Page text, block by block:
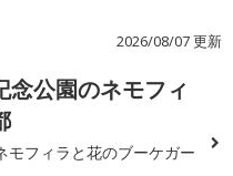
2026/08/07 更新
念公園のネモフィ
モフィラと花のブーケガー